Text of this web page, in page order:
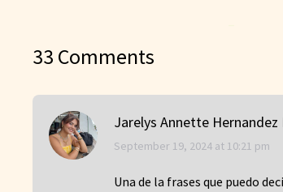
33 Comments
Jarelys Annette Hernandez
says:
September 19, 2024 at 10:21 pm
Una de la frases que puedo